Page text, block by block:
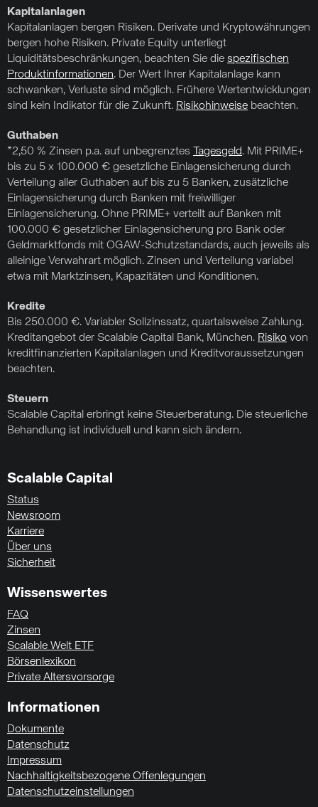
Kapitalanlagen
Kapitalanlagen bergen Risiken. Derivate und Kryptowährungen
bergen hohe Risiken. Private Equity unterliegt
Liquiditätsbeschränkungen, beachten Sie die spezifischen
Produktinformationen. Der Wert Ihrer Kapitalanlage kann
schwanken, Verluste sind möglich. Frühere Wertentwicklungen
sind kein Indikator für die Zukunft. Risikohinweise beachten.
Guthaben
*2,50 % Zinsen p.a. auf unbegrenztes
Tagesgeld. Mit PRIME+
bis zu 5 x 100.000 € gesetzliche Einlagensicherung durch
Verteilung aller Guthaben auf bis zu 5 Banken, zusätzliche
Einlagensicherung durch Banken mit freiwilliger
Einlagensicherung. Ohne PRIME+ verteilt auf Banken mit
100.000 € gesetzlicher Einlagensicherung pro Bank oder
Geldmarktfonds mit OGAW-Schutzstandards, auch jeweils als
alleinige Verwahrart möglich. Zinsen und Verteilung variabel
etwa mit Marktzinsen, Kapazitäten und Konditionen.
Kredite
Bis 250.000 €. Variabler Sollzinssatz, quartalsweise Zahlung.
Kreditangebot der Scalable Capital Bank, München. Risiko von
kreditfinanzierten Kapitalanlagen und Kreditvoraussetzungen
beachten.
Steuern
Scalable Capital erbringt keine Steuerberatung. Die steuerliche
Behandlung ist individuell und kann sich ändern.
Scalable Capital
Status
Newsroom
Karriere
Über uns
Sicherheit
Wissenswertes
FAQ
Zinsen
Scalable Welt ETF
Börsenlexikon
Private Altersvorsorge
Informationen
Dokumente
Datenschutz
Impressum
Nachhaltigkeitsbezogene Offenlegungen
Datenschutzeinstellungen